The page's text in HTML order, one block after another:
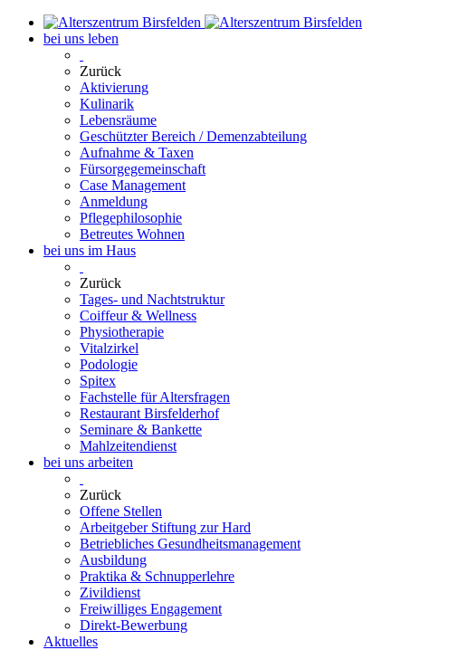
bei uns leben
Zurück
Aktivierung
Kulinarik
Lebensräume
Geschützter Bereich / Demenzabteilung
Aufnahme & Taxen
Fürsorgegemeinschaft
Case Management
Anmeldung
Pflegephilosophie
Betreutes Wohnen
bei uns im Haus
Zurück
Tages- und Nachtstruktur
Coiffeur & Wellness
Physiotherapie
Vitalzirkel
Podologie
Spitex
Fachstelle für Altersfragen
Restaurant Birsfelderhof
Seminare & Bankette
Mahlzeitendienst
bei uns arbeiten
Zurück
Offene Stellen
Arbeitgeber Stiftung zur Hard
Betriebliches Gesundheitsmanagement
Ausbildung
Praktika & Schnupperlehre
Zivildienst
Freiwilliges Engagement
Direkt-Bewerbung
Aktuelles